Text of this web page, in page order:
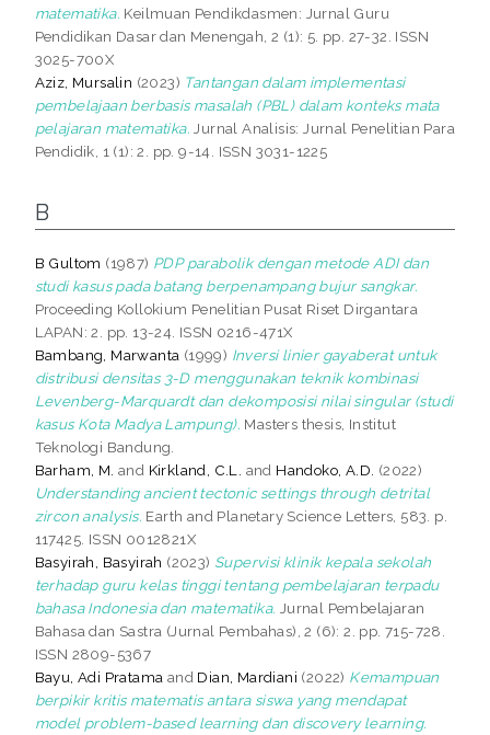
matematika. Keilmuan Pendikdasmen: Jurnal Guru
Pendidikan Dasar dan Menengah, 2 (1): 5. pp. 27-32. ISSN
3025-700X
Aziz, Mursalin (2023) Tantangan dalam implementasi
pembelajaan berbasis masalah (PBL) dalam konteks mata
pelajaran matematika. Jurnal Analisis: Jurnal Penelitian Para
Pendidik, 1 (1): 2. pp. 9-14. ISSN 3031-1225
B
B Gultom (1987) PDP parabolik dengan metode ADI dan
studi kasus pada batang berpenampang bujur sangkar.
Proceeding Kollokium Penelitian Pusat Riset Dirgantara
LAPAN: 2. pp. 13-24. ISSN 0216-471X
Bambang, Marwanta (1999) Inversi linier gayaberat untuk
distribusi densitas 3-D menggunakan teknik kombinasi
Levenberg-Marquardt dan dekomposisi nilai singular (studi
kasus Kota Madya Lampung). Masters thesis, Institut
Teknologi Bandung.
Barham, M. and Kirkland, C.L. and Handoko, A.D. (2022)
Understanding ancient tectonic settings through detrital
zircon analysis. Earth and Planetary Science Letters, 583. p.
117425. ISSN 0012821X
Basyirah, Basyirah (2023) Supervisi klinik kepala sekolah
terhadap guru kelas tinggi tentang pembelajaran terpadu
bahasa Indonesia dan matematika. Jurnal Pembelajaran
Bahasa dan Sastra (Jurnal Pembahas), 2 (6): 2. pp. 715-728.
ISSN 2809-5367
Bayu, Adi Pratama and Dian, Mardiani (2022) Kemampuan
berpikir kritis matematis antara siswa yang mendapat
model problem-based learning dan discovery learning.